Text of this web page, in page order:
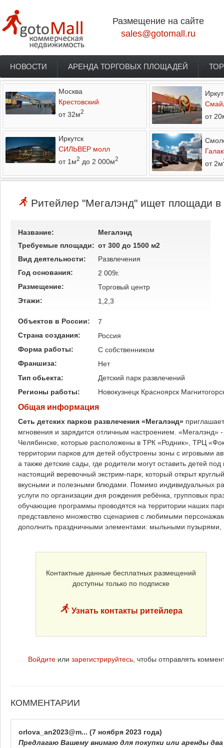
Размещение на сайте
sales@gotomall.ru
Главное меню
НОВОСТИ АРЕНДА ТОРГОВЫХ ПЛОЩАДЕЙ
Москва
Крестовский
от 32м2
от
Иркутск
СИЛЬВЕР молл
от 1м2 до 2 000м2
от 2м
Ритейлер "Мегалэнд" ищет площади
Название:
Мегалэнд
Требуемые площади: от 300 до 1500 м2
Вид деятельности:
Развлечения
Год основания:
2 009г.
Размещение:
Торговый центр
Этажи:
1,2,3
Объектов в России:
7
Страна создания:
Россия
Форма работы:
C собственником
Франшиза:
Нет
Тип обьекта:
Детский парк развлечений
Регионы работы:
Новокузнецк Красноярск
Общая информация
Сеть детских парков развлечения «Мегалэнд»
мгновения и зарядится отличным настроением. «Мегалэнд»
Челябинске, которые расположены в ТРК «Родник», ТРЦ
территории парков для детей обустроены зоны с игровыми
а также детские сады, где родители могут оставить детей
настоящий веревочный экстрим-парк, который открыт
вкусными и полезными блюдами. Помимо индивидуальных
услуги по организации дня рождения ребёнка, групповых
обучающие программы проводятся на территории наших
представлено множество сценариев с любимыми
дополнить праздничными элементами: мыльными
Контактные данные бесплатных размещений
доступны только по подписке
Узнать контакты ритейлера
Войдите или зарегистрируйтесь, чтобы отправлять
КОММЕНТАРИИ
orlova_an2023@m... (7 ноября 2023 года)
Предлагаю Вашему внимаю для покупки или аренды